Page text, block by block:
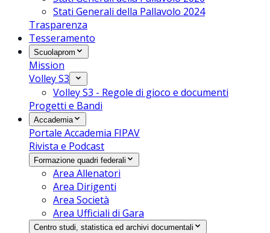
Stati Generali della Pallavolo 2024
Trasparenza
Tesseramento
Scuolaprom
Mission
Volley S3
Volley S3 - Regole di gioco e documenti
Progetti e Bandi
Accademia
Portale Accademia FIPAV
Rivista e Podcast
Formazione quadri federali
Area Allenatori
Area Dirigenti
Area Società
Area Ufficiali di Gara
Centro studi, statistica ed archivi documentali